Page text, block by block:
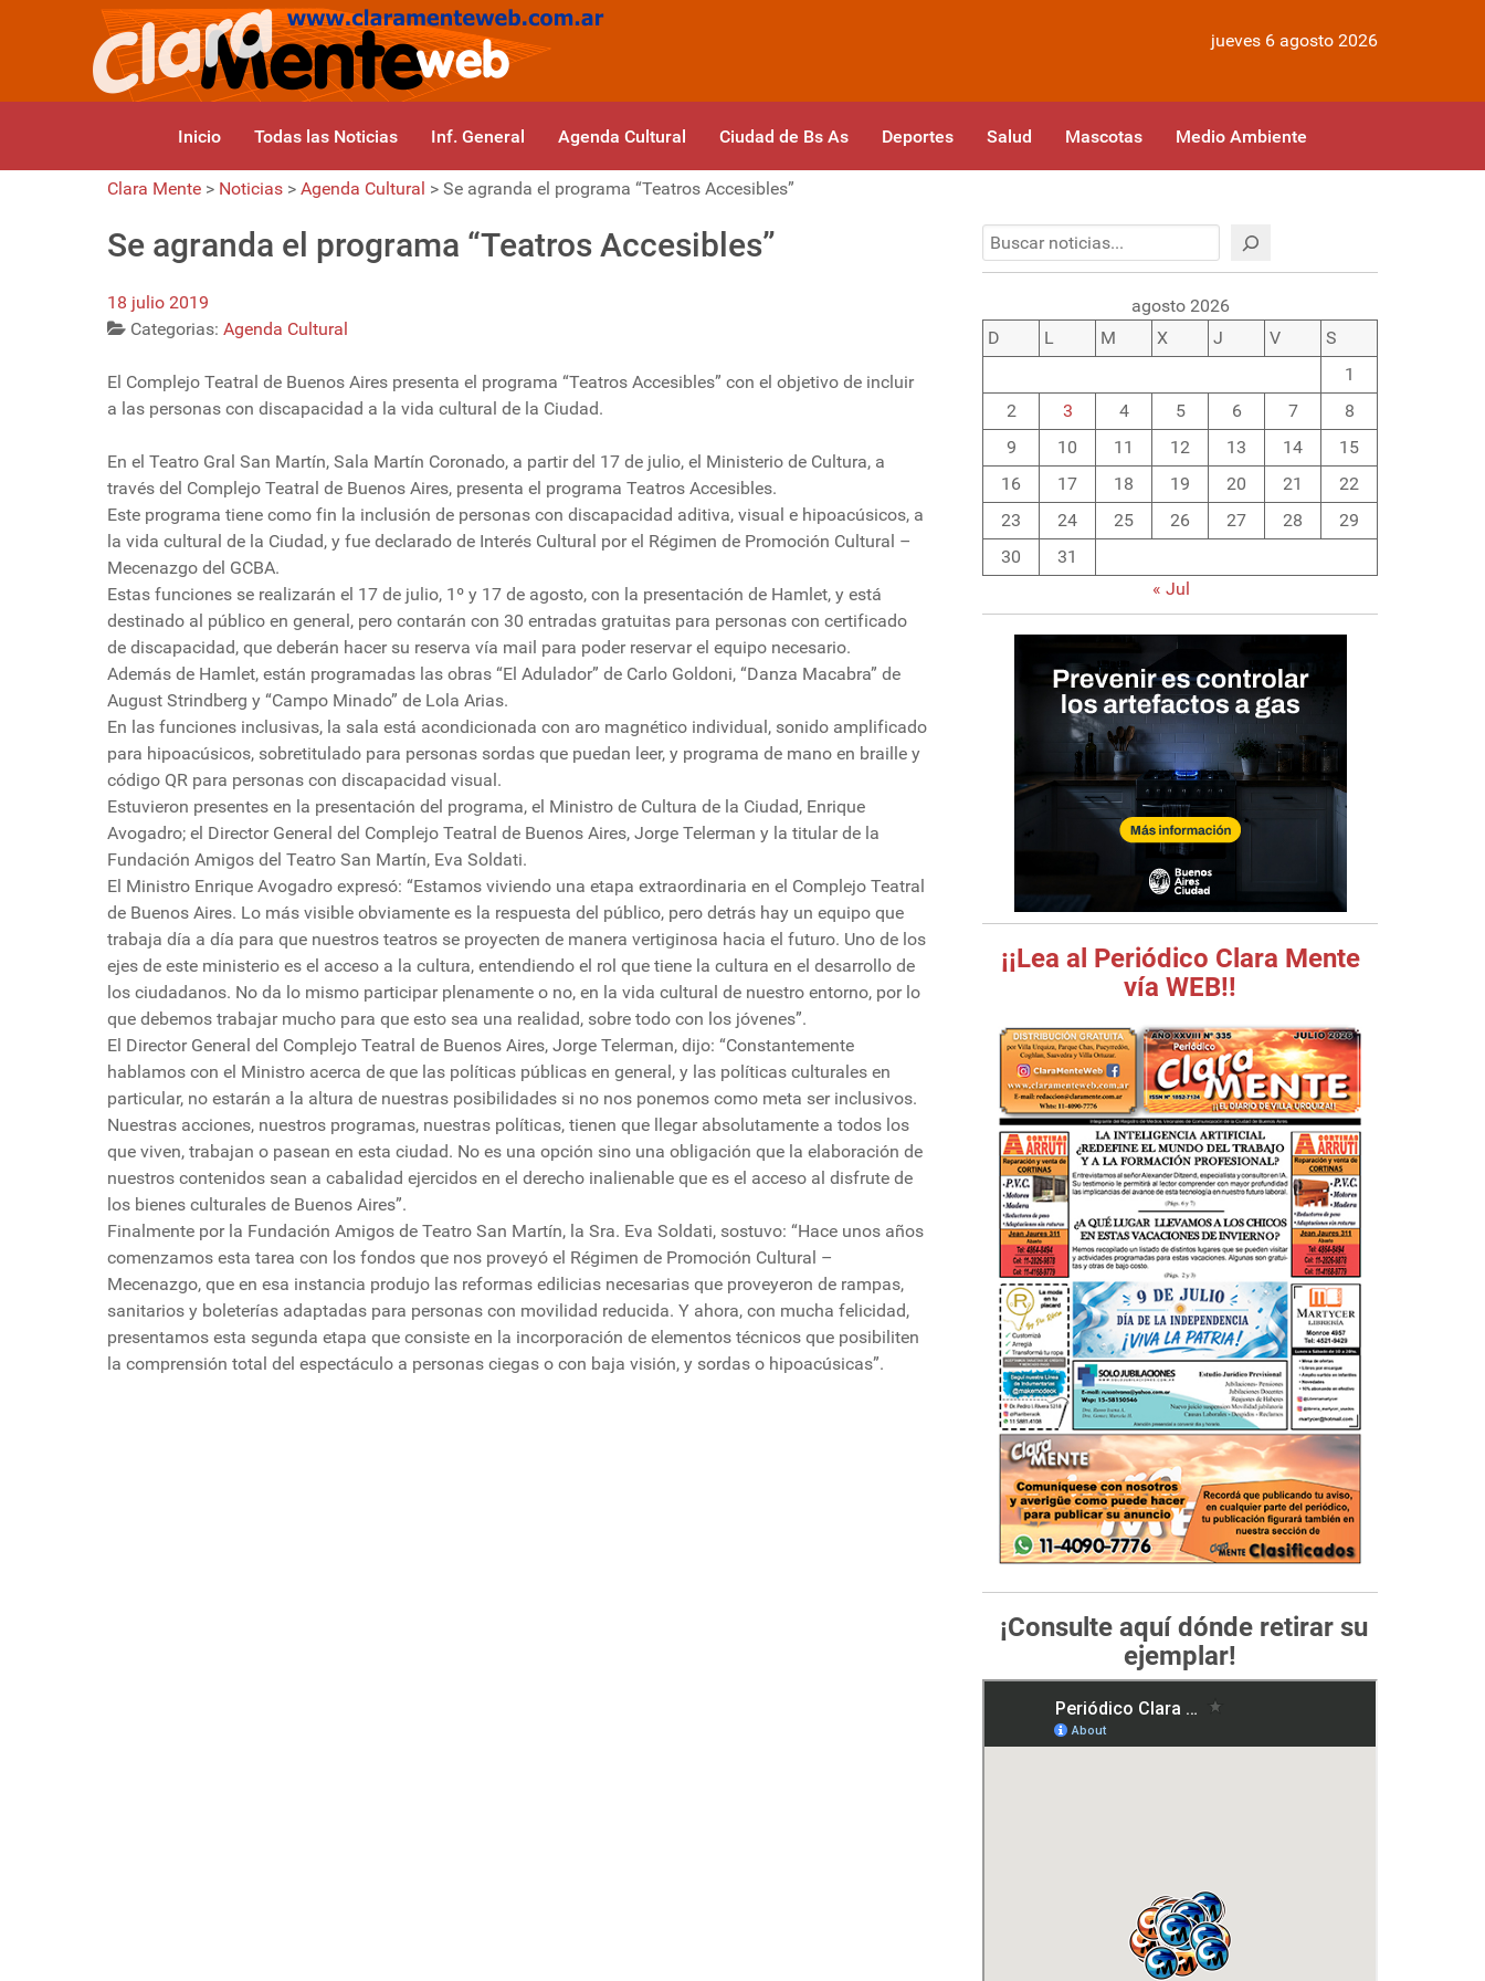
jueves 6 agosto 2026
Inicio Todas las Noticias Inf. General Agenda Cultural Ciudad de Bs As Deportes Salud Mascotas Medio Ambiente
Clara Mente > Noticias > Agenda Cultural > Se agranda el programa “Teatros Accesibles”
Se agranda el programa “Teatros Accesibles”
18 julio 2019
Categorias: Agenda Cultural
El Complejo Teatral de Buenos Aires presenta el programa “Teatros Accesibles” con el objetivo de incluir
a las personas con discapacidad a la vida cultural de la Ciudad.
En el Teatro Gral San Martín, Sala Martín Coronado, a partir del 17 de julio, el Ministerio de Cultura, a
través del Complejo Teatral de Buenos Aires, presenta el programa Teatros Accesibles.
Este programa tiene como fin la inclusión de personas con discapacidad aditiva, visual e hipoacúsicos, a
la vida cultural de la Ciudad, y fue declarado de Interés Cultural por el Régimen de Promoción Cultural –
Mecenazgo del GCBA.
Estas funciones se realizarán el 17 de julio, 1º y 17 de agosto, con la presentación de Hamlet, y está
destinado al público en general, pero contarán con 30 entradas gratuitas para personas con certificado
de discapacidad, que deberán hacer su reserva vía mail para poder reservar el equipo necesario.
Además de Hamlet, están programadas las obras “El Adulador” de Carlo Goldoni, “Danza Macabra” de
August Strindberg y “Campo Minado” de Lola Arias.
En las funciones inclusivas, la sala está acondicionada con aro magnético individual, sonido amplificado
para hipoacúsicos, sobretitulado para personas sordas que puedan leer, y programa de mano en braille y
código QR para personas con discapacidad visual.
Estuvieron presentes en la presentación del programa, el Ministro de Cultura de la Ciudad, Enrique
Avogadro; el Director General del Complejo Teatral de Buenos Aires, Jorge Telerman y la titular de la
Fundación Amigos del Teatro San Martín, Eva Soldati.
El Ministro Enrique Avogadro expresó: “Estamos viviendo una etapa extraordinaria en el Complejo Teatral
de Buenos Aires. Lo más visible obviamente es la respuesta del público, pero detrás hay un equipo que
trabaja día a día para que nuestros teatros se proyecten de manera vertiginosa hacia el futuro. Uno de los
ejes de este ministerio es el acceso a la cultura, entendiendo el rol que tiene la cultura en el desarrollo de
los ciudadanos. No da lo mismo participar plenamente o no, en la vida cultural de nuestro entorno, por lo
que debemos trabajar mucho para que esto sea una realidad, sobre todo con los jóvenes”.
El Director General del Complejo Teatral de Buenos Aires, Jorge Telerman, dijo: “Constantemente
hablamos con el Ministro acerca de que las políticas públicas en general, y las políticas culturales en
particular, no estarán a la altura de nuestras posibilidades si no nos ponemos como meta ser inclusivos.
Nuestras acciones, nuestros programas, nuestras políticas, tienen que llegar absolutamente a todos los
que viven, trabajan o pasean en esta ciudad. No es una opción sino una obligación que la elaboración de
nuestros contenidos sean a cabalidad ejercidos en el derecho inalienable que es el acceso al disfrute de
los bienes culturales de Buenos Aires”.
Finalmente por la Fundación Amigos de Teatro San Martín, la Sra. Eva Soldati, sostuvo: “Hace unos años
comenzamos esta tarea con los fondos que nos proveyó el Régimen de Promoción Cultural –
Mecenazgo, que en esa instancia produjo las reformas edilicias necesarias que proveyeron de rampas,
sanitarios y boleterías adaptadas para personas con movilidad reducida. Y ahora, con mucha felicidad,
presentamos esta segunda etapa que consiste en la incorporación de elementos técnicos que posibiliten
la comprensión total del espectáculo a personas ciegas o con baja visión, y sordas o hipoacúsicas”.
agosto 2026
D
L M X J V
S
1
2
3 4 5 6 7
8
9
10 11 12 13 14
15
16
17 18 19 20 21
22
23
24 25 26 27 28
29
30
31
« Jul
¡¡Lea al Periódico Clara Mente
vía WEB!!
¡Consulte aquí dónde retirar su
ejemplar!